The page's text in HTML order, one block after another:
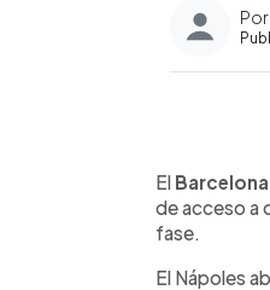
Por
►
El Barcelona
de acceso a
fase.
El Nápoles